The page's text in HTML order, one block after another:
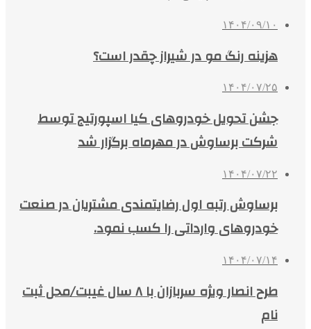
۱۴۰۴/۰۹/۱۰
هزینه رنگ مو در شیراز چقدر است؟
۱۴۰۴/۰۷/۲۵
جشن تحویل خودروهای کیا اسپورتیج توسط
شرکت برساوش در مهرماه برگزار شد
۱۴۰۴/۰۷/۲۲
برساوش رتبه اول رضایتمندی مشتریان در صنعت
خودروهای وارداتی را کسب نمود.
۱۴۰۴/۰۷/۱۴
طرح انصار ویژه سربازان با ۸ سال غیبت/محل ثبت
نام